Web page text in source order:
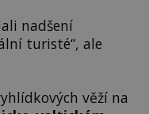
nadšení
turisté“, ale
věží na